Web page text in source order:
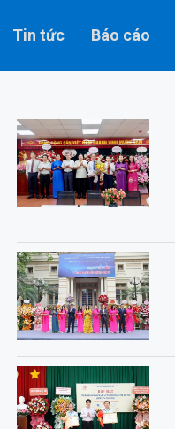
Tin tức Báo cáo